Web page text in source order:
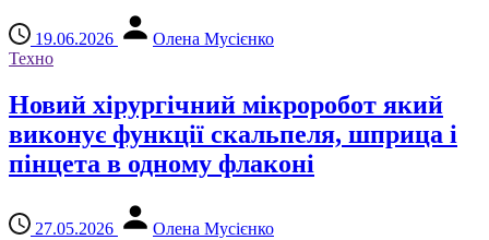
19.06.2026
Олена Мусієнко
Техно
Новий хірургічний мікроробот який
виконує функції скальпеля, шприца і
пінцета в одному флаконі
27.05.2026 Олена Мусієнко